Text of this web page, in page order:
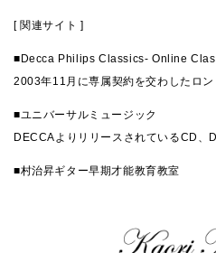
[ 関連サイト ]
■ Decca Philips Classics- Online
2003年11月に専属契約を交わしたロ
■ユニバーサルミュージック
DECCAよりリリースされているCD、
■村治昇ギター早期才能教育教室